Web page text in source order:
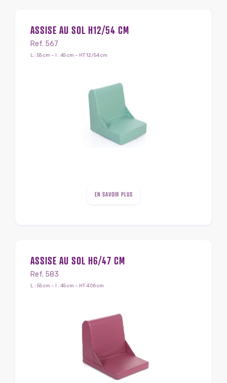
ASSISE AU SOL H12/54 CM
Ref. 567
L : 55 cm – l : 45 cm – HT 12/54 cm
EN SAVOIR PLUS
ASSISE AU SOL H6/47 CM
Ref. 583
L : 55 cm – l : 45 cm – HT 47/6 cm